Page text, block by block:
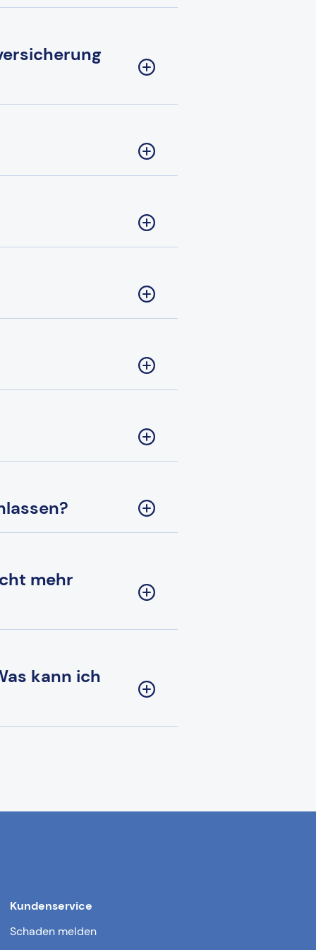
mehr
kann ich
Kundenservice
Schaden melden